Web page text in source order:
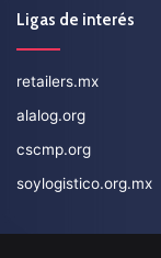
Ligas de interés
retailers.mx
alalog.org
cscmp.org
soylogistico.org.mx